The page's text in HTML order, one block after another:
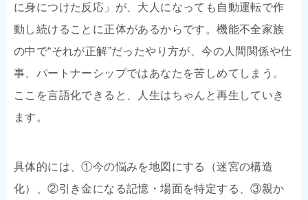
に身につけた反応」が、大人になっても自動運転で作
動し続けることに正体があるからです。機能不全家族
の中で“それが正解”だったやり方が、今の人間関係や仕
事、パートナーシップではあなたを苦しめてしまう。
ここを言語化できると、人生はちゃんと再生していき
ます。
具体的には、①今の悩みを地図にする（迷宮の構造
化）、②引き金になる記憶・場面を特定する、③親か